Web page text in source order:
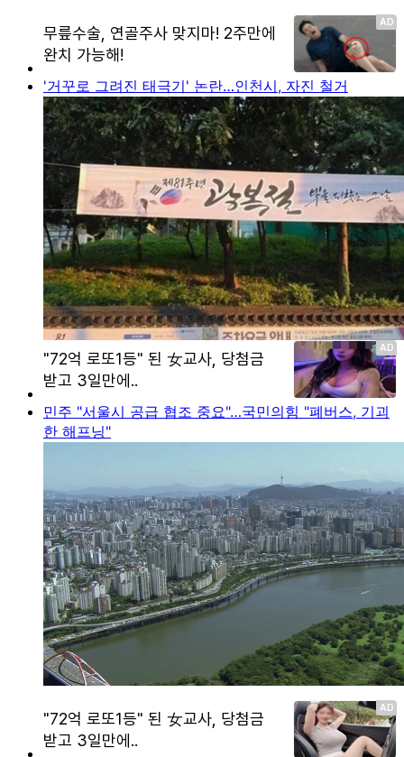
'거꾸로 그려진 태극기' 논란…인천시, 자진 철거
민주 "서울시 공급 협조 중요"…국민의힘 "폐버스, 기괴
한 해프닝"